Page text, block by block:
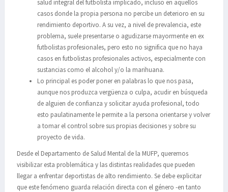
salud integral del futbolista implicado, incluso en aquellos
casos donde la propia persona no percibe un deterioro en su
rendimiento deportivo. A su vez, a nivel de prevalencia, este
problema, suele presentarse o agudizarse mayormente en ex
futbolistas profesionales, pero esto no significa que no haya
casos en futbolistas profesionales activos, especialmente con
sustancias como el alcohol y/o la marihuana.
Lo principal es poder poner en palabras lo que nos pasa,
aunque nos produzca vergüenza o culpa, acudir en búsqueda
de alguien de confianza y solicitar ayuda profesional, todo
esto paulatinamente le permite a la persona orientarse y volver
a tomar el control sobre sus propias decisiones y sobre su
proyecto de vida.
Desde el Departamento de Salud Mental de la MUFP, queremos
visibilizar esta problemática y las distintas realidades que pueden
llegar a enfrentar deportistas de alto rendimiento. Se debe explicitar
que este fenómeno guarda relación directa con el género -en tanto